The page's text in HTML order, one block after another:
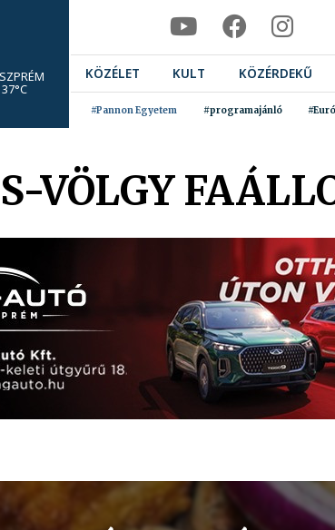
37°C
KÖZÉLET KULT KÖZÉRDEKŰ
#Pannon Egyetem #programajánló
VÖLGY